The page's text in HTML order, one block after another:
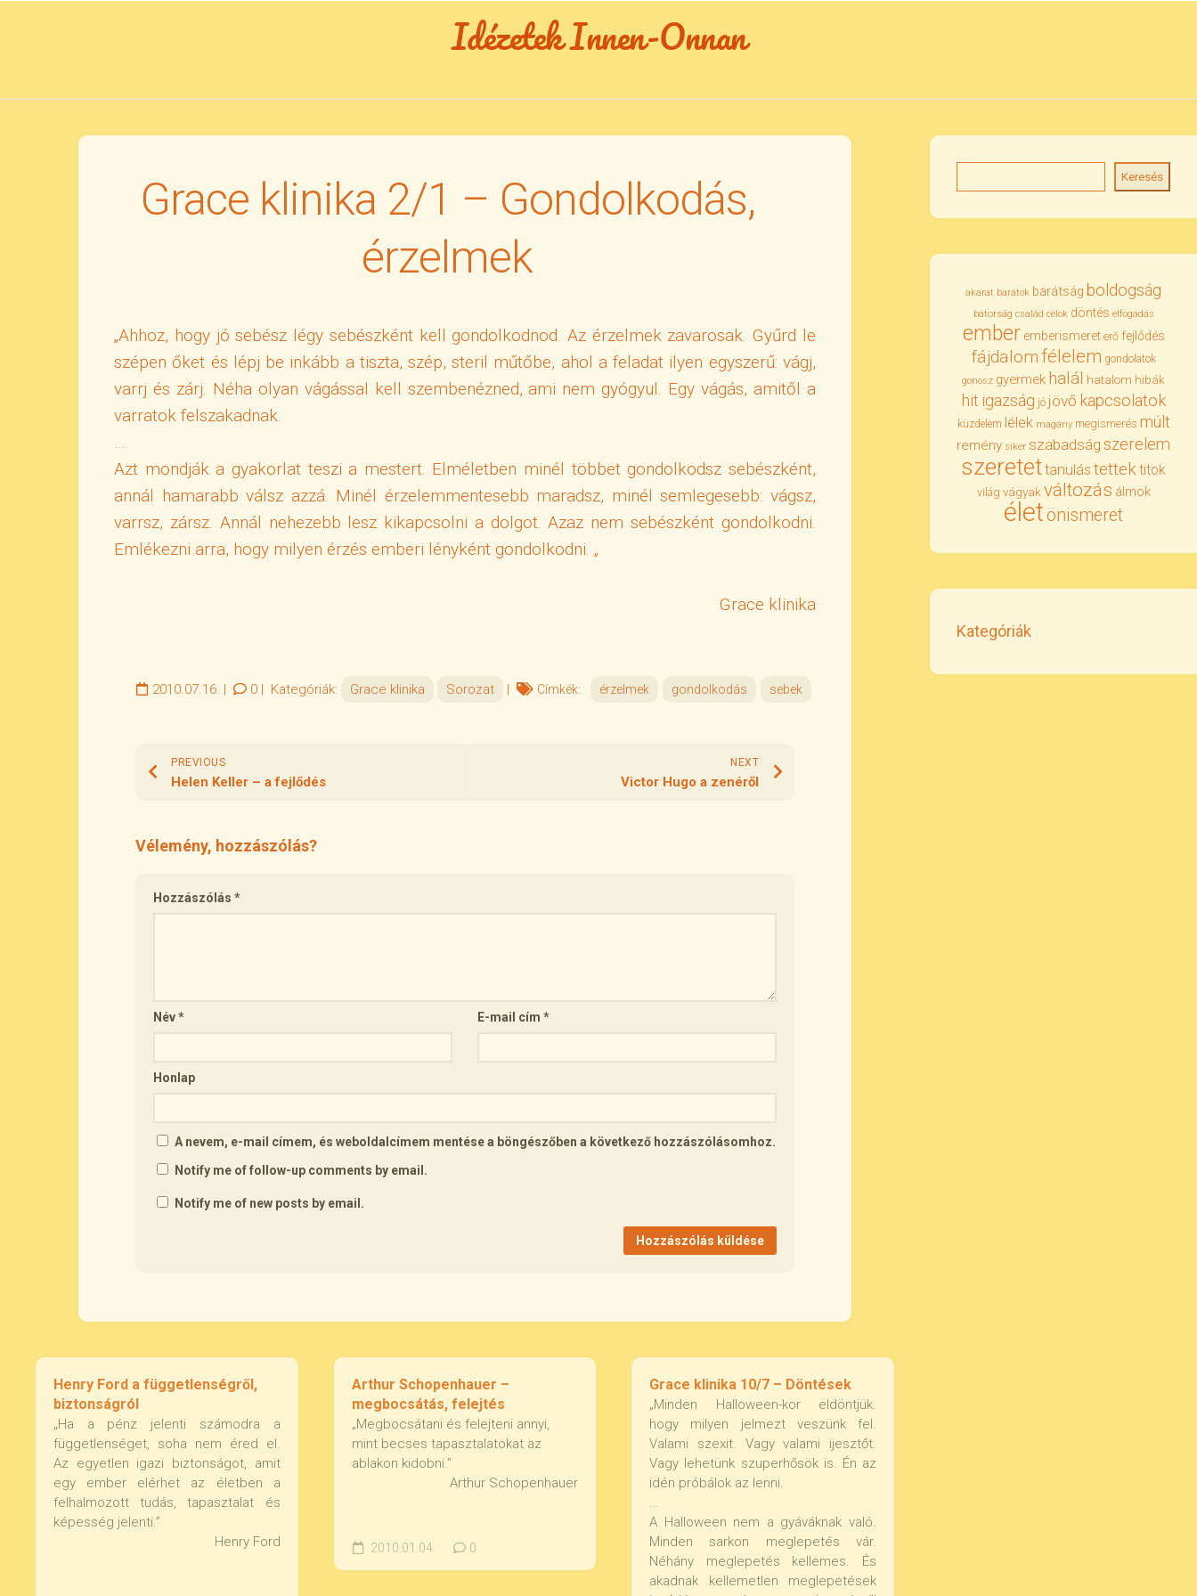
Idézetek Innen-Onnan
Grace klinika 2/1 – Gondolkodás,
érzelmek
„Ahhoz, hogy jó sebész légy sebészként kell gondolkodnod. Az érzelmek zavarosak. Gyűrd le
szépen őket és lépj be inkább a tiszta, szép, steril műtőbe, ahol a feladat ilyen egyszerű: vágj,
varrj és zárj. Néha olyan vágással kell szembenézned, ami nem gyógyul. Egy vágás, amitől a
varratok felszakadnak.
…
Azt mondják a gyakorlat teszi a mestert. Elméletben minél többet gondolkodsz sebészként,
annál hamarabb válsz azzá. Minél érzelemmentesebb maradsz, minél semlegesebb: vágsz,
varrsz, zársz. Annál nehezebb lesz kikapcsolni a dolgot. Azaz nem sebészként gondolkodni.
Emlékezni arra, hogy milyen érzés emberi lényként gondolkodni. „
Grace klinika
2010.07.16. | 0| Kategóriák: Grace klinika Sorozat | Címkék: érzelmek gondolkodás sebek
NEXT
Victor Hugo a zenéről
PREVIOUS
Helen Keller – a fejlődés
Vélemény, hozzászólás?
Hozzászólás *
Név* E-mail cím *
Honlap
A nevem, e-mail címem, és weboldalcímem mentése a böngészőben a következő hozzászólásomhoz.
Notify me of follow-up comments by email.
Notify me of new posts by email.
Henry Ford a függetlenségről,
biztonságról
„Ha a pénz jelenti számodra a
függetlenséget, soha nem éred el.
Az egyetlen igazi biztonságot, amit
egy ember elérhet az életben a
felhalmozott tudás, tapasztalat és
képesség jelenti.”
Henry Ford
Arthur Schopenhauer –
megbocsátás, felejtés
„Megbocsátani és felejteni annyi,
mint becses tapasztalatokat az
ablakon kidobni.”
Arthur Schopenhauer
2010.01.04. 0
Grace klinika 10/7 – Döntések
„Minden Halloween-kor eldöntjük.
hogy milyen jelmezt veszünk fel.
Valami szexit. Vagy valami ijesztőt.
Vagy lehetünk szuperhősök is. Én az
idén próbálok az lenni.
…
A Halloween nem a gyáváknak való.
Minden sarkon meglepetés vár.
Néhány meglepetés kellemes. És
akadnak kellemetlen meglepetések
Keresés
akarat barátok barátság boldogság
bátorság család célok döntés elfogadás
ember emberismeret erő fejlődés
fájdalom félelem gondolatok
gonosz gyermek halál hatalom hibák
hit igazság jó jövő kapcsolatok
küzdelem lélek magány megismerés múlt
remény siker szabadság szerelem
szeretettanulás tettektitok
világ vágyak változás álmok
életönismeret
Kategóriák